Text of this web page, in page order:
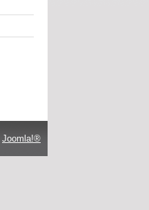
Joomla!®